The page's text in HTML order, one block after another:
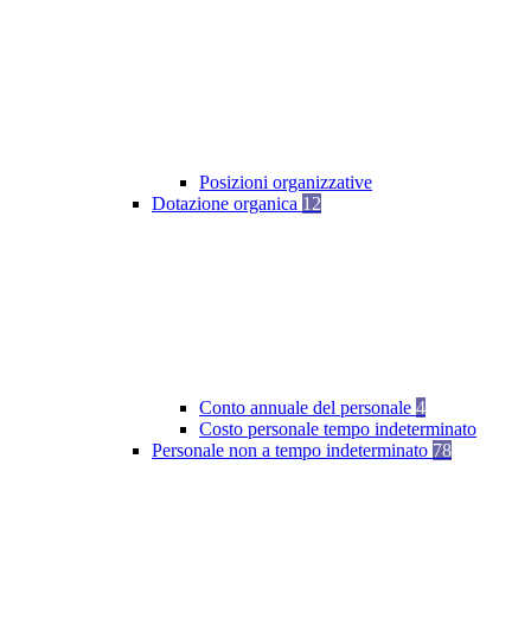
Posizioni organizzative
Dotazione organica 12
Conto annuale del personale 4
Costo personale tempo indeterminato
Personale non a tempo indeterminato 78